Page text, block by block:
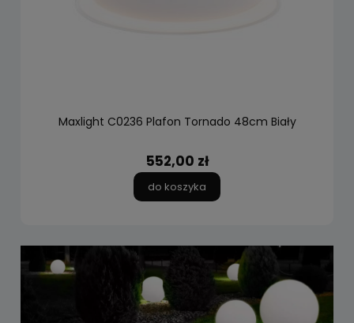
Maxlight C0236 Plafon Tornado 48cm Biały
552,00 zł
do koszyka